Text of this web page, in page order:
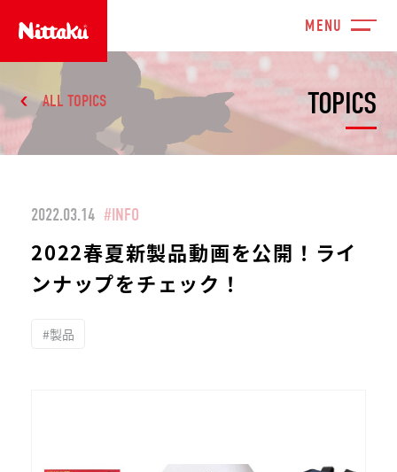
TOPICS
ALL TOPICS
2022.03.14 #INFO
2022春夏新製品動画を公開！ライ
ンナップをチェック！
#製品